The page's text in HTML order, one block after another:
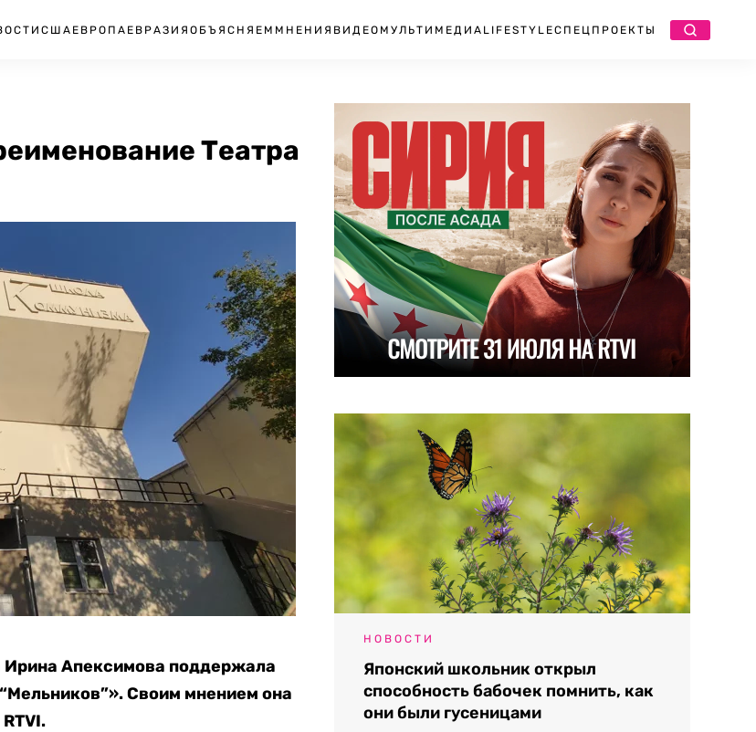
США ЕВРОПА ЕВРАЗИЯ ОБЪЯСНЯЕМ МНЕНИЯ ВИДЕО МУЛЬТИМЕДИА LIFESTYLEСПЕЦПРОЕКТЫ
Театра
Апексимова поддержала
Своим мнением она
НОВОСТИ
Японский школьник открыл
способность бабочек помнить, как
они были гусеницами